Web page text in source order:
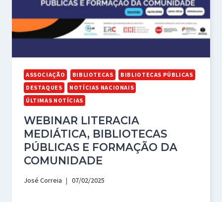
ASSOCIAÇÃO BIBLIOTECAS
BIBLIOTECAS PÚBLICAS
DESTAQUES
NOTÍCIAS NACIONAIS
ÚLTIMAS NOTÍCIAS
WEBINAR LITERACIA
MEDIÁTICA, BIBLIOTECAS
PÚBLICAS E FORMAÇÃO DA
COMUNIDADE
José Correia 07/02/2025